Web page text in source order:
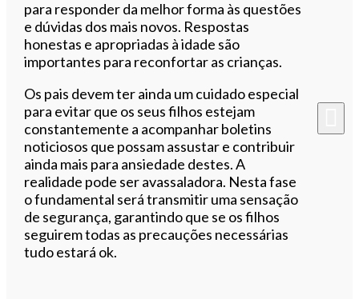
para responder da melhor forma às questões
e dúvidas dos mais novos. Respostas
honestas e apropriadas à idade são
importantes para reconfortar as crianças.
Os pais devem ter ainda um cuidado especial
para evitar que os seus filhos estejam
constantemente a acompanhar boletins
noticiosos que possam assustar e contribuir
ainda mais para ansiedade destes. A
realidade pode ser avassaladora. Nesta fase
o fundamental será transmitir uma sensação
de segurança, garantindo que se os filhos
seguirem todas as precauções necessárias
tudo estará ok.